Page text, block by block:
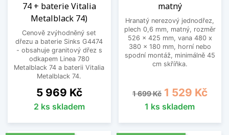
74 + baterie Vitalia
Metalblack 74)
Cenově zvýhodněný set
dřezu a baterie Sinks G4474
- obsahuje granitový dřez s
odkapem Linea 780
Metalblack 74 a baterii Vitalia
Metalblack 74.
Cena
5 969 Kč
2 ks skladem
matný
Hranatý nerezový jednodřez,
plech 0,6 mm, matný, rozměr
526 x 425 mm, vana 480 x
380 x 180 mm, horní nebo
spodní montáž, minimálně 45
cm skříňka.
Běžná cena
1 699 Kč Cena
1 529 Kč
1 ks skladem